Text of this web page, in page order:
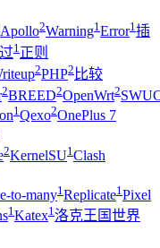
Apollo2Warning1 Error1 插
1 正则
2PHP2 比较
2BREED2OpenWrt2
1 Qexo2OnePlus 7
2KernelSU1 Clash
to-many1 Replicate1 Pixel
1 Katex1 洛克王国世界